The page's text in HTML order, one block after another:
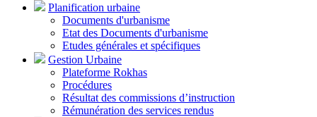
Planification urbaine
Documents d'urbanisme
Etat des Documents d'urbanisme
Etudes générales et spécifiques
Gestion Urbaine
Plateforme Rokhas
Procédures
Résultat des commissions d’instruction
Rémunération des services rendus